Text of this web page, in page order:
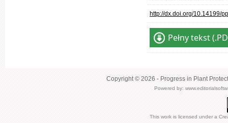
http://dx.doi.org/10.14199/
Pełny tekst
Copyright © 2026 - Progress in Plant
Powered by:
This work is licensed under a